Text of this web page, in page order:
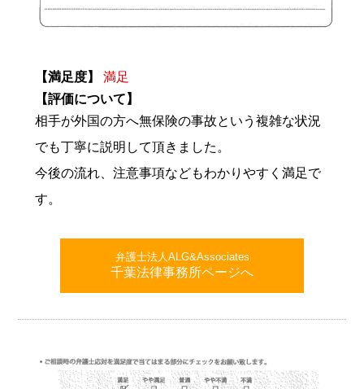
【満足度】
満足
【評価について】
相手が外国の方へ無保険の事故という複雑な状況
でも丁寧に説明して頂きました。
今後の流れ、注意事項などもわかりやすく満足で
す。
弁護士法人ALG&Associates
千葉法律事務所ページへ